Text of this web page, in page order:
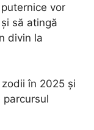
vor
să atingă
divin la
în 2025 și
parcursul